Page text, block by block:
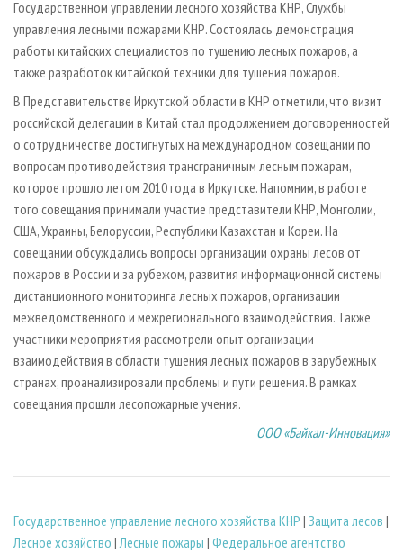
Государственном управлении лесного хозяйства КНР, Службы
управления лесными пожарами КНР. Состоялась демонстрация
работы китайских специалистов по тушению лесных пожаров, а
также разработок китайской техники для тушения пожаров.
В Представительстве Иркутской области в КНР отметили, что визит
российской делегации в Китай стал продолжением договоренностей
о сотрудничестве достигнутых на международном совещании по
вопросам противодействия трансграничным лесным пожарам,
которое прошло летом 2010 года в Иркутске. Напомним, в работе
того совещания принимали участие представители КНР, Монголии,
США, Украины, Белоруссии, Республики Казахстан и Кореи. На
совещании обсуждались вопросы организации охраны лесов от
пожаров в России и за рубежом, развития информационной системы
дистанционного мониторинга лесных пожаров, организации
межведомственного и межрегионального взаимодействия. Также
участники мероприятия рассмотрели опыт организации
взаимодействия в области тушения лесных пожаров в зарубежных
странах, проанализировали проблемы и пути решения. В рамках
совещания прошли лесопожарные учения.
ООО «Байкал-Инновация»
Государственное управление лесного хозяйства КНР | Защита лесов |
Лесное хозяйство |Лесные пожары | Федеральное агентство